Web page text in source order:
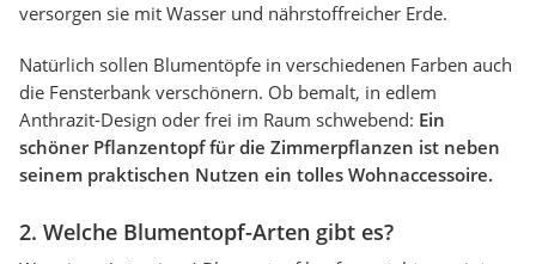
versorgen sie mit Wasser und nährstoffreicher Erde.
Natürlich sollen Blumentöpfe in verschiedenen Farben auch
die Fensterbank verschönern. Ob bemalt, in edlem
Anthrazit-Design oder frei im Raum schwebend: Ein
schöner Pflanzentopf für die Zimmerpflanzen ist neben
seinem praktischen Nutzen ein tolles Wohnaccessoire.
2. Welche Blumentopf-Arten gibt es?